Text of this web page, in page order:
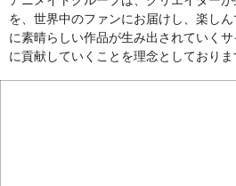
を、世界中のファンにお届けし、楽し
に素晴らしい作品が生み出されていく
に貢献していくことを理念としておりま